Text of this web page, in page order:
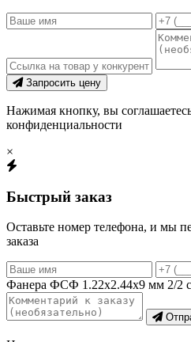
Запросить цену
Нажимая кнопку, вы
конфиденциальности
×
Быстрый заказ
Оставьте номер телефона, и мы
заказа
Фанера ФСФ 1.22х2.44х9 мм 2/2